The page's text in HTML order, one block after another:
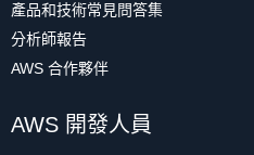
產品和技術常見問答集
分析師報告
AWS 合作夥伴
AWS 開發人員